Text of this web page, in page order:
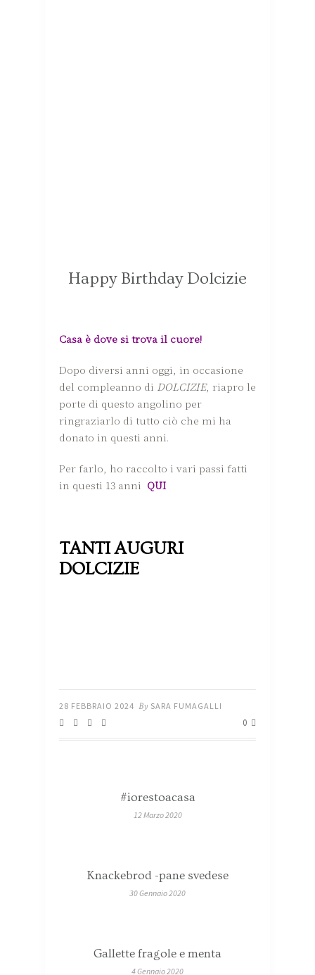
Happy Birthday Dolcizie
Casa è dove si trova il cuore!
Dopo diversi anni oggi, in occasione
del compleanno di DOLCIZIE, riapro le
porte di questo angolino per
ringraziarlo di tutto ciò che mi ha
donato in questi anni.
Per farlo, ho raccolto i vari passi fatti
in questi 13 anni QUI
TANTI AUGURI
DOLCIZIE
28 FEBBRAIO 2024 By SARA FUMAGALLI
0
#iorestoacasa
12 Marzo 2020
Knackebrod -pane svedese
30 Gennaio 2020
Gallette fragole e menta
4 Gennaio 2020